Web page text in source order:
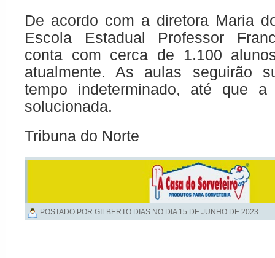
De acordo com a diretora Maria
Escola Estadual Professor
conta com cerca de 1.100
atualmente. As aulas seguirão
tempo indeterminado, até que a
solucionada.
Tribuna do Norte
POSTADO POR GILBERTO DIAS NO DIA 15 DE JUNHO DE 2023